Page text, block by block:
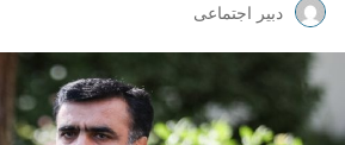
دبیر اجتماعی